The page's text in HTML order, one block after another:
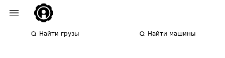
Найти грузы Найти машины